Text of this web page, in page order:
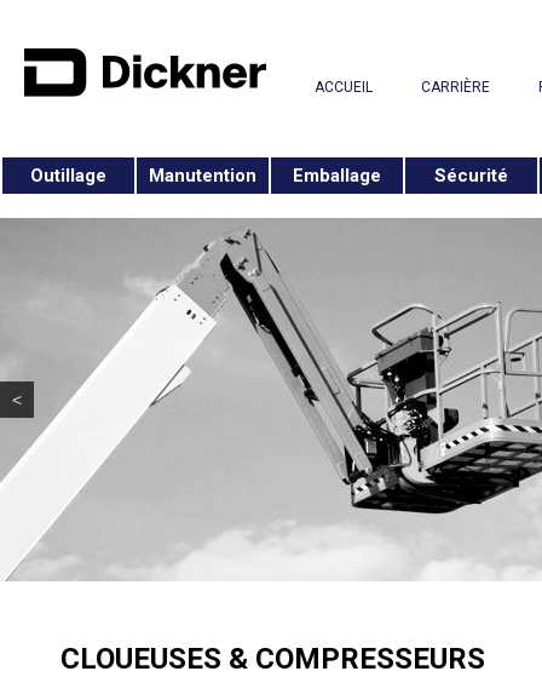
ACCUEIL CARRIÈRE
Outillage Manutention Emballage Sécurité
<
CLOUEUSES & COMPRESSEURS